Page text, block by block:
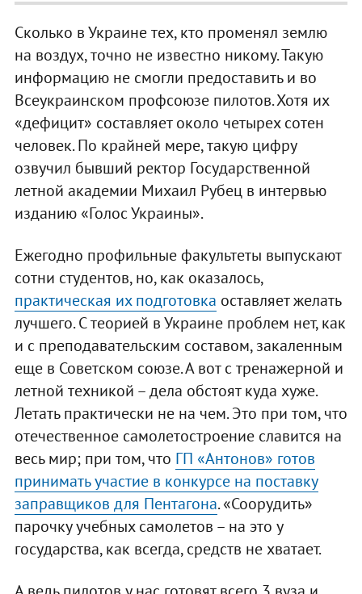
Сколько в Украине тех, кто променял землю
на воздух, точно не известно никому. Такую
информацию не смогли предоставить и во
Всеукраинском профсоюзе пилотов. Хотя их
«дефицит» составляет около четырех сотен
человек. По крайней мере, такую цифру
озвучил бывший ректор Государственной
летной академии Михаил Рубец в интервью
изданию «Голос Украины».
Ежегодно профильные факультеты выпускают
сотни студентов, но, как оказалось,
практическая их подготовка оставляет желать
лучшего. С теорией в Украине проблем нет, как
и с преподавательским составом, закаленным
еще в Советском союзе. А вот с тренажерной и
летной техникой – дела обстоят куда хуже.
Летать практически не на чем. Это при том, что
отечественное самолетостроение славится на
весь мир; при том, что ГП «Антонов» готов
принимать участие в конкурсе на поставку
заправщиков для Пентагона. «Соорудить»
парочку учебных самолетов – на это у
государства, как всегда, средств не хватает.